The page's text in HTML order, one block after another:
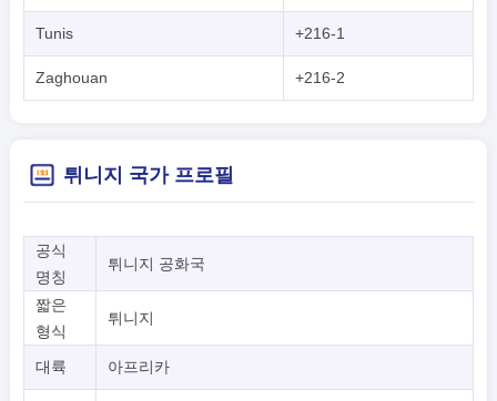
Tunis +216-1
Zaghouan +216-2
튀니지 국가 프로필
공식
명칭
튀니지 공화국
짧은
형식
튀니지
대륙 아프리카